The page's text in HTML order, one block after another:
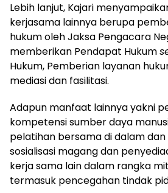
Lebih lanjut, Kajari
kerjasama lainnya berupa
hukum oleh Jaksa Pengacara
memberikan Pendapat Hukum
Hukum, Pemberian layanan
mediasi dan fasilitasi.
Adapun manfaat lainnya yakni
kompetensi sumber daya
pelatihan bersama di dalam dan
sosialisasi magang dan
kerja sama lain dalam rangka
termasuk pencegahan tindak